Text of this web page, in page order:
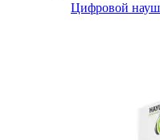
Цифровой